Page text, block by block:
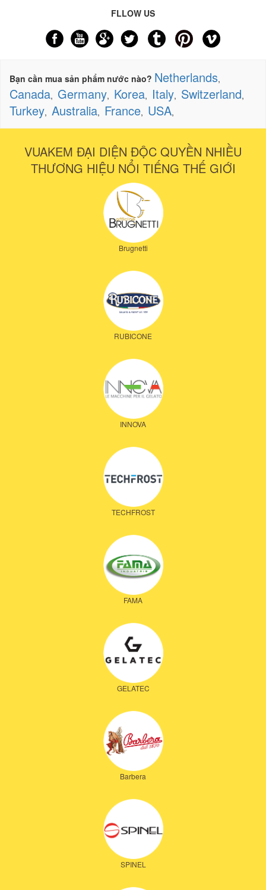
FLLOW US
Bạn cần mua sản phẩm nước nào? Netherlands,
Canada, Germany, Korea, Italy, Switzerland,
Turkey, Australia, France, USA,
VUAKEM ĐẠI DIỆN ĐỘC QUYỀN NHIỀU
THƯƠNG HIỆU NỔI TIẾNG THẾ GIỚI
Brugnetti
RUBICONE
INNOVA
TECHFROST
FAMA
GELATEC
Barbera
SPINEL